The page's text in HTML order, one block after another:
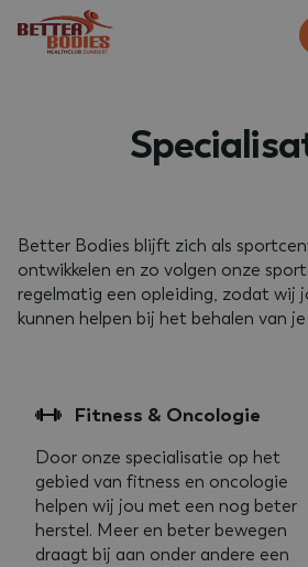
Better Bodies blijft zich als
ontwikkelen en zo volgen onze
regelmatig een opleiding, zodat wij
kunnen helpen bij het behalen van
Fitness & Oncologie
Door onze specialisatie op het
gebied van fitness en oncologie
helpen wij jou met een nog beter
herstel. Meer en beter bewegen
draagt bij aan onder andere een